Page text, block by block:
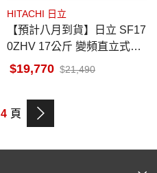
HITACHI 日立
【預計八月到貨】日立 SF17
0ZHV 17公斤 變頻直立式洗
衣機 分類預洗 三段溫控洗淨
19,770 21,490
4 頁